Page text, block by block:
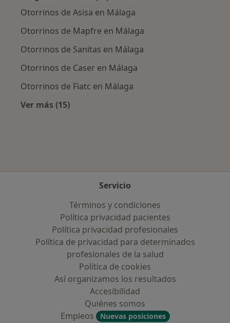
Otorrinos de Asisa en Málaga
Otorrinos de Mapfre en Málaga
Otorrinos de Sanitas en Málaga
Otorrinos de Caser en Málaga
Otorrinos de Fiatc en Málaga
Ver más (15)
Servicio
Términos y condiciones
Política privacidad pacientes
Política privacidad profesionales
Política de privacidad para determinados
profesionales de la salud
Política de cookies
Así organizamos los resultados
Accesibilidad
Quiénes somos
Empleos
Nuevas posiciones